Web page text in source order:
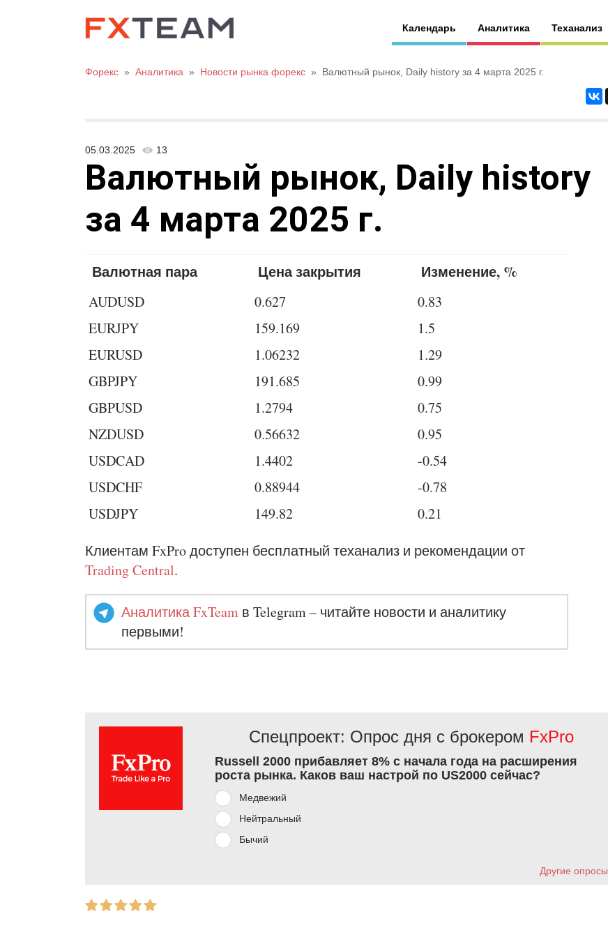
Календарь Аналитика Теханализ
Форекс » Аналитика » Новости рынка форекс » Валютный рынок, Daily history за 4 марта 2025 г.
05.03.2025 13
Валютный рынок, Daily history
за 4 марта 2025 г.
Валютная пара Цена закрытия Изменение, %
AUDUSD 0.627
0.83
EURJPY
159.169
1.5
EURUSD
1.06232
1.29
GBPJPY
191.685
0.99
GBPUSD
1.2794
0.75
NZDUSD
0.56632
0.95
USDCAD
1.4402
-0.54
USDCHF
0.88944
-0.78
USDJPY
149.82
0.21
Клиентам FxPro доступен бесплатный теханализ и рекомендации от
Trading Central.
Аналитика FxTeam в Telegram – читайте новости и аналитику
первыми!
Спецпроект: Опрос дня с брокером FxPro
Russell 2000 прибавляет 8% с начала года на расширения
роста рынка. Каков ваш настрой по US2000 сейчас?
Медвежий
Нейтральный
Бычий
Другие опросы